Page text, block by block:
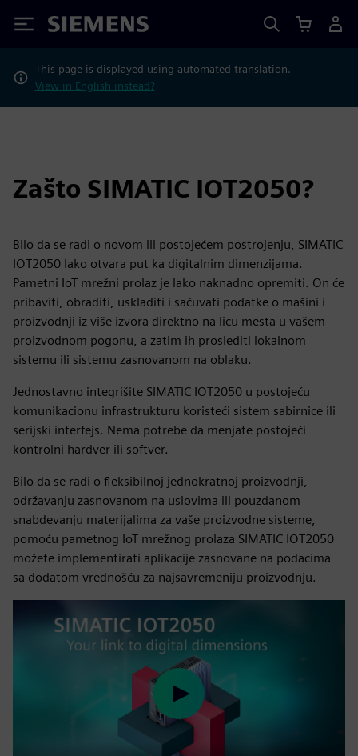
Siemens
This page is displayed using automated translation.
View in English instead?
Zašto SIMATIC IOT2050?
Bilo da se radi o novom ili postojećem postrojenju, SIMATIC
IOT2050 lako otvara put ka digitalnim dimenzijama.
Pametni IoT mrežni prolaz je lako naknadno opremiti. On će
pribaviti, obraditi, uskladiti i sačuvati podatke o mašini i
proizvodnji iz više izvora direktno na licu mesta u vašem
proizvodnom pogonu, a zatim ih proslediti lokalnom
sistemu ili sistemu zasnovanom na oblaku.
Jednostavno integrišite SIMATIC IOT2050 u postojeću
komunikacionu infrastrukturu koristeći sistem sabirnice ili
serijski interfejs. Nema potrebe da menjate postojeći
kontrolni hardver ili softver.
Bilo da se radi o fleksibilnoj jednokratnoj proizvodnji,
održavanju zasnovanom na uslovima ili pouzdanom
snabdevanju materijalima za vaše proizvodne sisteme,
pomoću pametnog IoT mrežnog prolaza SIMATIC IOT2050
možete implementirati aplikacije zasnovane na podacima
sa dodatom vrednošću za najsavremeniju proizvodnju.
Play